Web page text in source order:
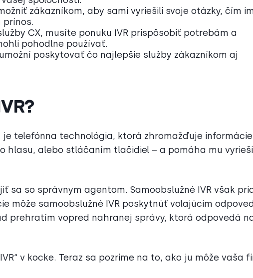
zákazníkom, aby sami vyriešili svoje otázky, čím
prínos.
CX, musíte ponuku IVR prispôsobiť potrebám a
pohodlne používať.
poskytovať čo najlepšie služby zákazníkom aj
je telefónna technológia, ktorá zhromažďuje
hlasu, alebo stláčaním tlačidiel – a pomáha mu
sa so správnym agentom. Samoobslužné IVR však
môže samoobslužné IVR poskytnúť volajúcim
prehratím vopred nahranej správy, ktorá odpovedá
v kocke. Teraz sa pozrime na to, ako ju môže vaša